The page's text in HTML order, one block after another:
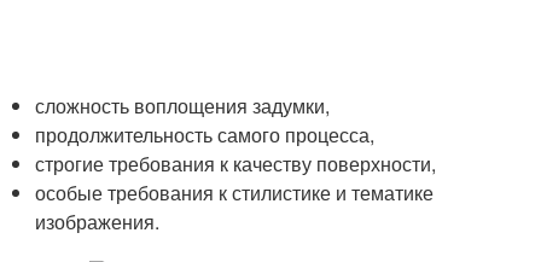
сложность воплощения задумки,
продолжительность самого процесса,
строгие требования к качеству поверхности,
особые требования к стилистике и тематике
изображения.